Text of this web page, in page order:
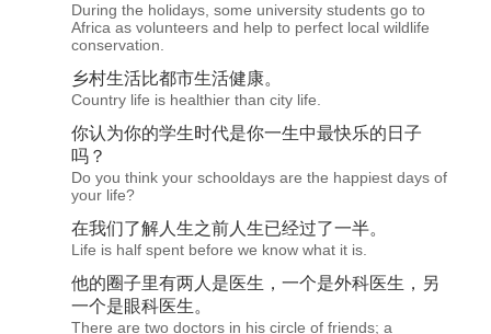
During the holidays, some university students go to
Africa as volunteers and help to perfect local wildlife
conservation.
乡村生活比都市生活健康。
Country life is healthier than city life.
你认为你的学生时代是你一生中最快乐的日子
吗？
Do you think your schooldays are the happiest days of
your life?
在我们了解人 生之前人 生已经过了一半。
Life is half spent before we know what it is.
他的圈子里有两人是医生 ，一个是外科医生 ，另
一个是眼科医生。
There are two doctors in his circle of friends; a